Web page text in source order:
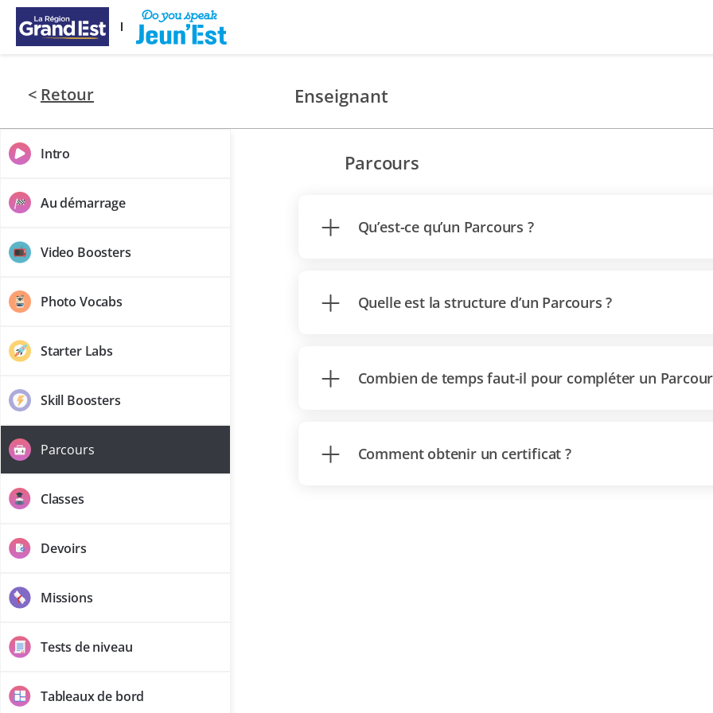
Passer au contenu principal
< Retour Enseignant
Intro
Au démarrage
Video Boosters
Photo Vocabs
Starter Labs
Skill Boosters
Parcours
Classes
Devoirs
Missions
Tests de niveau
Tableaux de bord
Parcours
Qu’est-ce qu’un Parcours ?
Quelle est la structure d’un Parcours ?
Combien de temps faut-il pour compléter un
Comment obtenir un certificat ?